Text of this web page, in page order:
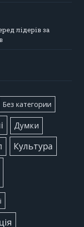
лідерів за
Без категории
Думки
Культура